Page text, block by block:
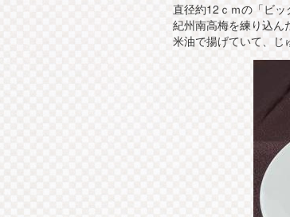
直径約12ｃｍの「ビッ
紀州南高梅を練り込ん
米油で揚げていて、じ